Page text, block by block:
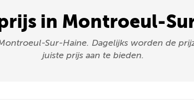
in Montroeul-
Sur-Haine. Dagelijks worden de
juiste prijs aan te bieden.